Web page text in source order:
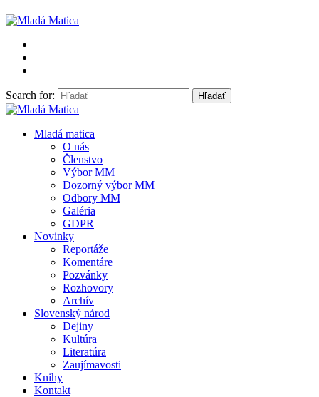
Search for:
Mladá Matica
Mladá matica
O nás
Členstvo
Výbor MM
Dozorný výbor MM
Odbory MM
Galéria
GDPR
Novinky
Reportáže
Komentáre
Pozvánky
Rozhovory
Archív
Slovenský národ
Dejiny
Kultúra
Literatúra
Zaujímavosti
Knihy
Kontakt